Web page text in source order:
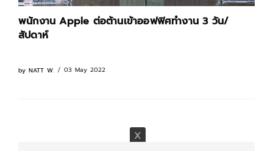
พนักงาน Apple ต่อต้านเข้าออฟฟิศทำงาน 3 วัน/
สัปดาห์
by NATT W. 03 May 2022